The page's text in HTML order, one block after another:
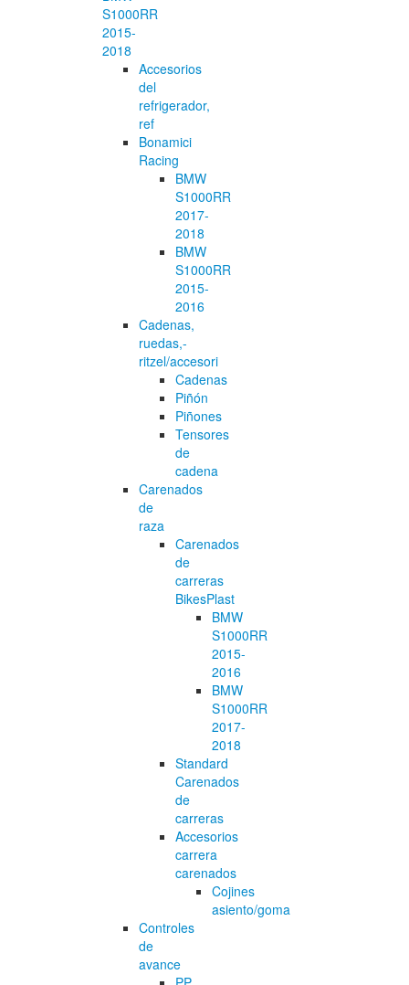
S1000RR
2015-
2018
Accesorios
del
refrigerador,
ref
Bonamici
Racing
BMW
S1000RR
2017-
2018
BMW
S1000RR
2015-
2016
Cadenas,
ruedas,-
ritzel/accesori
Cadenas
Piñón
Piñones
Tensores
de
cadena
Carenados
de
raza
Carenados
de
carreras
BikesPlast
BMW
S1000RR
2015-
2016
BMW
S1000RR
2017-
2018
Standard
Carenados
de
carreras
Accesorios
carrera
carenados
Cojines
asiento/goma
Controles
de
avance